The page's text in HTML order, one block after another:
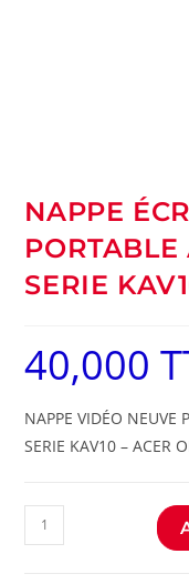
NAPPE
PORTABLE
SERIE
40,000
NAPPE VIDÉO NEUVE
SERIE KAV10 – ACER